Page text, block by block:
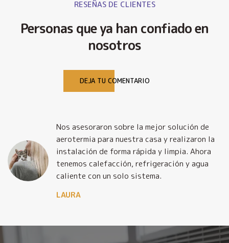
RESEÑAS DE CLIENTES
Personas que ya han confiado en
nosotros
DEJA TU COMENTARIO
Nos asesoraron sobre la mejor solución de
aerotermia para nuestra casa y realizaron la
instalación de forma rápida y limpia. Ahora
tenemos calefacción, refrigeración y agua
caliente con un solo sistema.
LAURA